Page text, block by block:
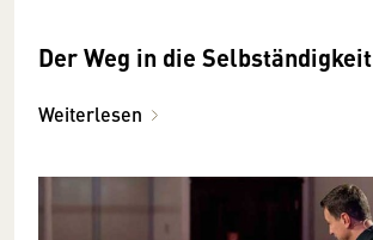
Der Weg in die Selbständigkeit
Weiterlesen